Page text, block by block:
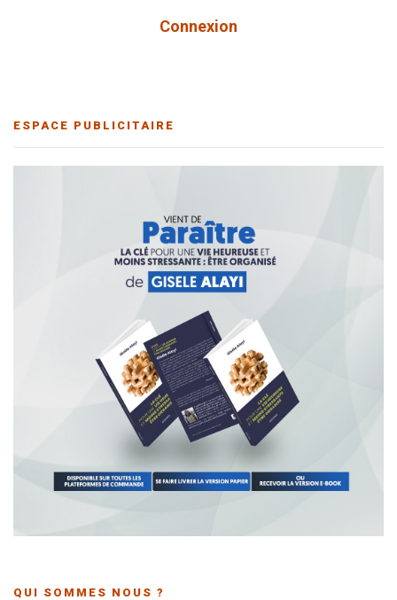
Connexion
ESPACE PUBLICITAIRE
QUI SOMMES NOUS ?